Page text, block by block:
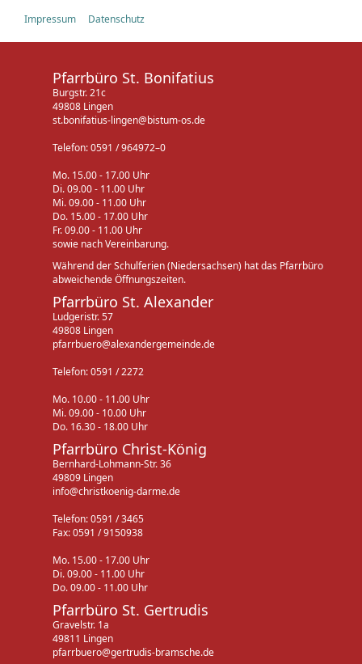
Impressum Datenschutz
Pfarrbüro St. Bonifatius
Burgstr. 21c
49808 Lingen
st.bonifatius-lingen@bistum-os.de
Telefon: 0591 / 964972–0
Mo. 15.00 - 17.00 Uhr
Di. 09.00 - 11.00 Uhr
Mi. 09.00 - 11.00 Uhr
Do. 15.00 - 17.00 Uhr
Fr. 09.00 - 11.00 Uhr
sowie nach Vereinbarung.
Während der Schulferien (Niedersachsen) hat das Pfarrbüro
abweichende Öffnungszeiten.
Pfarrbüro St. Alexander
Ludgeristr. 57
49808 Lingen
pfarrbuero@alexandergemeinde.de
Telefon: 0591 / 2272
Mo. 10.00 - 11.00 Uhr
Mi. 09.00 - 10.00 Uhr
Do. 16.30 - 18.00 Uhr
Pfarrbüro Christ-König
Bernhard-Lohmann-Str. 36
49809 Lingen
info@christkoenig-darme.de
Telefon: 0591 / 3465
Fax: 0591 / 9150938
Mo. 15.00 - 17.00 Uhr
Di. 09.00 - 11.00 Uhr
Do. 09.00 - 11.00 Uhr
Pfarrbüro St. Gertrudis
Gravelstr. 1a
49811 Lingen
pfarrbuero@gertrudis-bramsche.de